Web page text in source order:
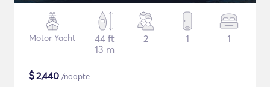
Motor Yacht
44 ft
13 m
2 1 1
$2,440 /noapte